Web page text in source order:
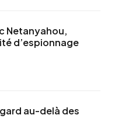
Netanyahou,
d’espionnage
au-delà des